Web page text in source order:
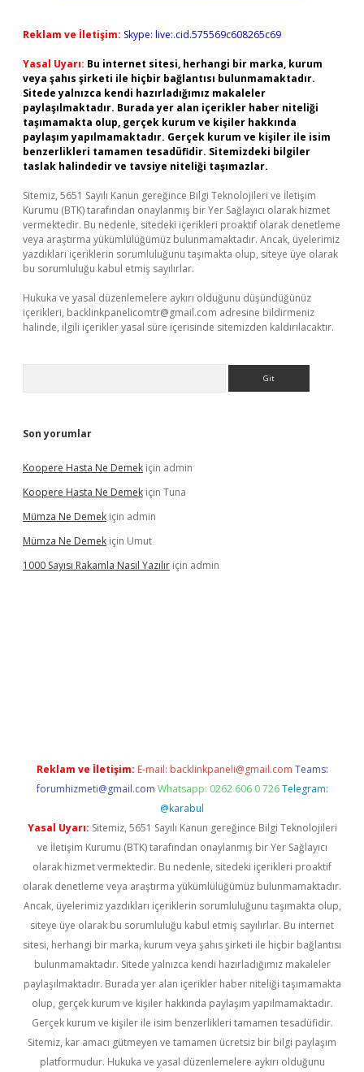
Reklam ve İletişim: Skype: live:.cid.575569c608265c69
Yasal Uyarı: Bu internet sitesi, herhangi bir marka, kurum
veya şahıs şirketi ile hiçbir bağlantısı bulunmamaktadır.
Sitede yalnızca kendi hazırladığımız makaleler
paylaşılmaktadır. Burada yer alan içerikler haber niteliği
taşımamakta olup, gerçek kurum ve kişiler hakkında
paylaşım yapılmamaktadır. Gerçek kurum ve kişiler ile isim
benzerlikleri tamamen tesadüfidir. Sitemizdeki bilgiler
taslak halindedir ve tavsiye niteliği taşımazlar.
Sitemiz, 5651 Sayılı Kanun gereğince Bilgi Teknolojileri ve İletişim
Kurumu (BTK) tarafından onaylanmış bir Yer Sağlayıcı olarak hizmet
vermektedir. Bu nedenle, sitedeki içerikleri proaktif olarak denetleme
veya araştırma yükümlülüğümüz bulunmamaktadır. Ancak, üyelerimiz
yazdıkları içeriklerin sorumluluğunu taşımakta olup, siteye üye olarak
bu sorumluluğu kabul etmiş sayılırlar.
Hukuka ve yasal düzenlemelere aykırı olduğunu düşündüğünüz
içerikleri, backlinkpanelicomtr@gmail.com adresine bildirmeniz
halinde, ilgili içerikler yasal süre içerisinde sitemizden kaldırılacaktır.
Son yorumlar
Koopere Hasta Ne Demek için admin
Koopere Hasta Ne Demek için Tuna
Mümza Ne Demek için admin
Mümza Ne Demek için Umut
1000 Sayısı Rakamla Nasıl Yazılır için admin
Reklam ve İletişim: E-mail: backlinkpaneli@gmail.com Teams:
forumhizmeti@gmail.com Whatsapp: 0262 606 0 726 Telegram:
@karabul
Yasal Uyarı: Sitemiz, 5651 Sayılı Kanun gereğince Bilgi Teknolojileri
ve İletişim Kurumu (BTK) tarafından onaylanmış bir Yer Sağlayıcı
olarak hizmet vermektedir. Bu nedenle, sitedeki içerikleri proaktif
olarak denetleme veya araştırma yükümlülüğümüz bulunmamaktadır.
Ancak, üyelerimiz yazdıkları içeriklerin sorumluluğunu taşımakta olup,
siteye üye olarak bu sorumluluğu kabul etmiş sayılırlar. Bu internet
sitesi, herhangi bir marka, kurum veya şahıs şirketi ile hiçbir bağlantısı
bulunmamaktadır. Sitede yalnızca kendi hazırladığımız makaleler
paylaşılmaktadır. Burada yer alan içerikler haber niteliği taşımamakta
olup, gerçek kurum ve kişiler hakkında paylaşım yapılmamaktadır.
Gerçek kurum ve kişiler ile isim benzerlikleri tamamen tesadüfidir.
Sitemiz, kar amacı gütmeyen ve tamamen ücretsiz bir bilgi paylaşım
platformudur. Hukuka ve yasal düzenlemelere aykırı olduğunu